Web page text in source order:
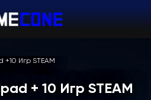
+10 Игр STEAM
+ 10 Игр STEAM